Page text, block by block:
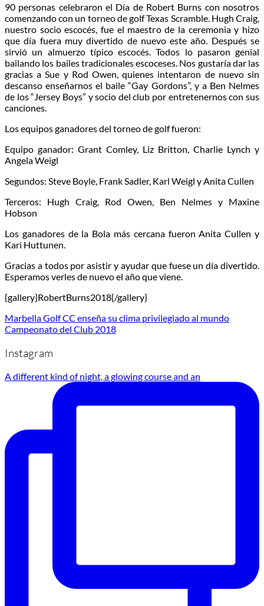
90 personas celebraron el Día de Robert Burns con nosotros
comenzando con un torneo de golf Texas Scramble. Hugh Craig,
nuestro socio escocés, fue el maestro de la ceremonia y hizo
que día fuera muy divertido de nuevo este año. Después se
sirvió un almuerzo típico escocés. Todos lo pasaron genial
bailando los bailes tradicionales escoceses. Nos gustaría dar las
gracias a Sue y Rod Owen, quienes intentaron de nuevo sin
descanso enseñarnos el baile “Gay Gordons”, y a Ben Nelmes
de los “Jersey Boys” y socio del club por entretenernos con sus
canciones.
Los equipos ganadores del torneo de golf fueron:
Equipo ganador: Grant Comley, Liz Britton, Charlie Lynch y
Angela Weigl
Segundos: Steve Boyle, Frank Sadler, Karl Weigl y Anita Cullen
Terceros: Hugh Craig, Rod Owen, Ben Nelmes y Maxine
Hobson
Los ganadores de la Bola más cercana fueron Anita Cullen y
Kari Huttunen.
Gracias a todos por asistir y ayudar que fuese un día divertido.
Esperamos verles de nuevo el año que viene.
{gallery}RobertBurns2018{/gallery}
Marbella Golf CC enseña su clima privilegiado al mundo
Campeonato del Club 2018
Instagram
A different kind of night, a glowing course and an